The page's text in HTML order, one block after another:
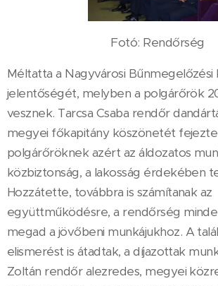
Fotó: Rendőrség
Méltatta a Nagyvárosi Bűnmegelőzési
jelentőségét, melyben a polgárőrök
vesznek. Tarcsa Csaba rendőr
megyei főkapitány köszönetét fejezte
polgárőröknek azért az áldozatos
közbiztonság, a lakosság érdekében
Hozzátette, továbbra is számítanak az
együttműködésre, a rendőrség
megad a jövőbeni munkájukhoz. A
elismerést is átadtak, a díjazottak
Zoltán rendőr alezredes, megyei